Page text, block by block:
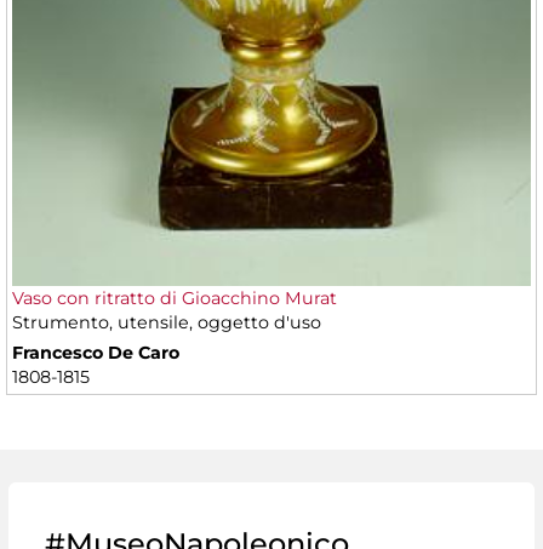
Vaso con ritratto di Gioacchino Murat
Strumento, utensile, oggetto d'uso
Francesco De Caro
1808-1815